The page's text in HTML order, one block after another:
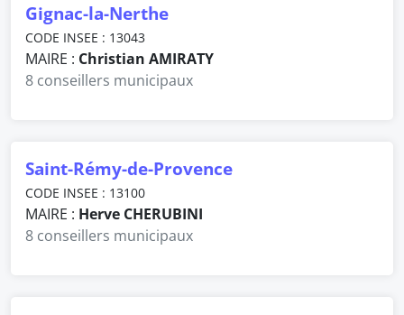
Gignac-la-Nerthe
CODE INSEE : 13043
MAIRE : Christian AMIRATY
8 conseillers municipaux
Saint-Rémy-de-Provence
CODE INSEE : 13100
MAIRE : Herve CHERUBINI
8 conseillers municipaux